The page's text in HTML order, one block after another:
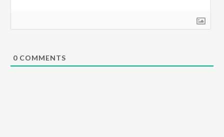
0 COMMENTS